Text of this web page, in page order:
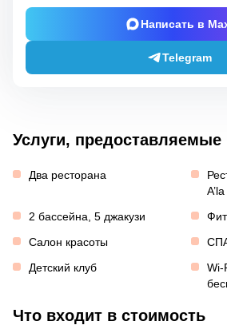
Написать в
Telegram
Услуги, предоставляемые
Два ресторана
2 бассейна, 5 джакузи
Салон красоты
Детский клуб
Wi-
Что входит в стоимость